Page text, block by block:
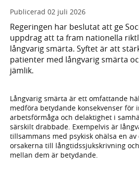
Publicerad 02 juli 2026
Regeringen har beslutat att ge
uppdrag att ta fram nationella
långvarig smärta. Syftet är att
patienter med långvarig smärta
jämlik.
Långvarig smärta är ett omfattande
medföra betydande konsekvenser för
arbetsförmåga och delaktighet i
särskilt drabbade. Exempelvis är
tillsammans med psykisk ohälsa en
orsakerna till långtidssjukskrivning
mellan dem är betydande.